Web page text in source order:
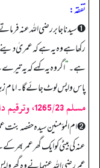
تفقه:
➊ سیدنا جابر رضی اللہ عنہ
رکھا ہے وہ یہ ہے کہ عمریٰ
ہے۔“اگر وہ یہ کہے کہ یہ
پاس واپس لوٹ جائے گا۔
مسلم 1265/23، وترقيم دارالسلام: 4191]
➋ ام المؤمنین سیدہ حفصہ بنت
عنہ کی بیٹی کو ایک گھر عمر بھر